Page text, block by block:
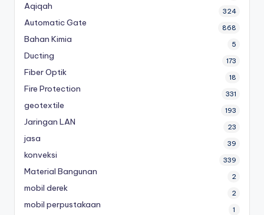
Aqiqah 324
Automatic Gate 868
Bahan Kimia 5
Ducting 173
Fiber Optik 18
Fire Protection 331
geotextile 193
Jaringan LAN 23
jasa 39
konveksi 339
Material Bangunan 2
mobil derek 2
mobil perpustakaan 1